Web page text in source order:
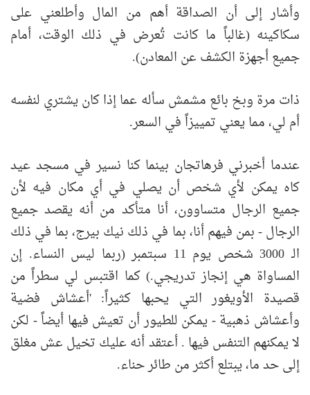
وأشار إلى أن الصداقة أهم من المال وأطلعني على
سكاكينه (غالباً ما كانت تُعرض في ذلك الوقت، أمام
جميع أجهزة الكشف عن المعادن).
ذات مرة وبخ بائع مشمش سأله عما إذا كان يشتري لنفسه
أم لي، مما يعني تمييزاً في السعر.
عندما أخبرني فرهاتجان بينما كنا نسير في مسجد عيد
كاه يمكن لأي شخص أن يصلي في أي مكان فيه لأن
جميع الرجال متساوون، أنا متأكد من أنه يقصد جميع
الرجال - بمن فيهم أنا، بما في ذلك نيك بيرج، بما في ذلك
الـ 3000 شخص يوم 11 سبتمبر (ربما ليس النساء. إن
المساواة هي إنجاز تدريجي.) كما اقتبس لي سطراً من
قصيدة الأويغور التي يحبها كثيراً: 'أعشاش فضية
وأعشاش ذهبية - يمكن للطيور أن تعيش فيها أيضاً - لكن
لا يمكنهم التنفس فيها . أعتقد أنه عليك تخيل عش مغلق
إلى حد ما، يبتلع أكثر من طائر حناء.